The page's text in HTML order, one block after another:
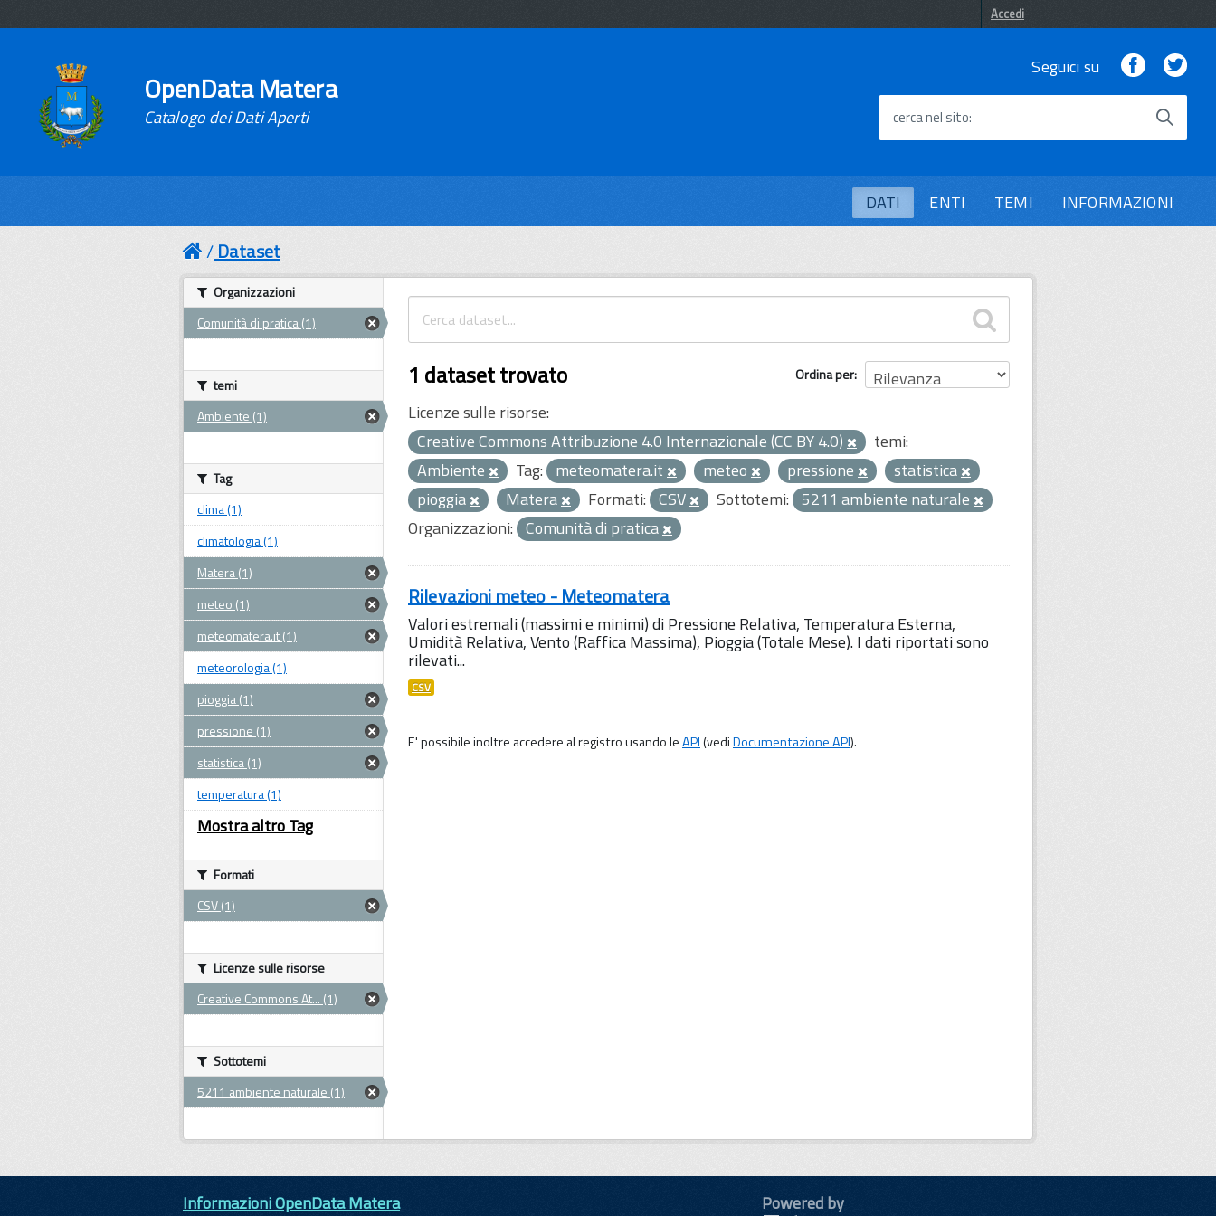
Accedi
OpenData Matera
Catalogo dei Dati Aperti
Seguici su Facebook
cerca nel sito
DATI ENTI TEMI INFORMAZIONI
Dataset
Ordina per
1 dataset trovato
Licenze sulle risorse:
Creative Commons Attribuzione 4.0 Internazionale (CC BY 4.0)
temi:
Ambiente
Tag: meteomatera.it meteo pressione
statistica
pioggia
Matera Formati: CSV Sottotemi: 5211 ambiente naturale
Organizzazioni: Comunità di pratica
Rilevazioni meteo - Meteomatera
Valori estremali (massimi e minimi) di Pressione Relativa, Temperatura Esterna,
Umidità Relativa, Vento (Raffica Massima), Pioggia (Totale Mese). I dati riportati sono
rilevati...
CSV
E' possibile inoltre accedere al registro usando leAPI(vediDocumentazione API).
Organizzazioni
Comunità di pratica (1)
temi
Ambiente (1)
Tag
clima (1)
climatologia (1)
Matera (1)
meteo (1)
meteomatera.it (1)
meteorologia (1)
pioggia (1)
pressione (1)
statistica (1)
temperatura (1)
Mostra altro Tag
Formati
CSV (1)
Licenze sulle risorse
Creative Commons At... (1)
Sottotemi
5211 ambiente naturale (1)
Informazioni OpenData Matera
Powered by